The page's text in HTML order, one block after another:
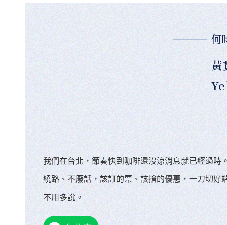
何
黃
我們在台北，節奏快到咖啡還沒涼消息就已經過
繞路、不廢話，該訂的票、該搶的優惠，一刀切
不用多說。